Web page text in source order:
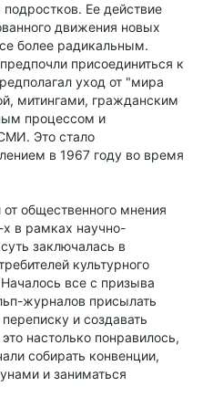
Ее действие
движения новых
более радикальным.
присоединиться к
уход от "мира
митингами, гражданским
процессом и
Это стало
в 1967 году во время
общественного мнения
в рамках научно-
заключалась в
культурного
все с призыва
журналов присылать
и создавать
настолько понравилось,
собирать конвенции,
и заниматься